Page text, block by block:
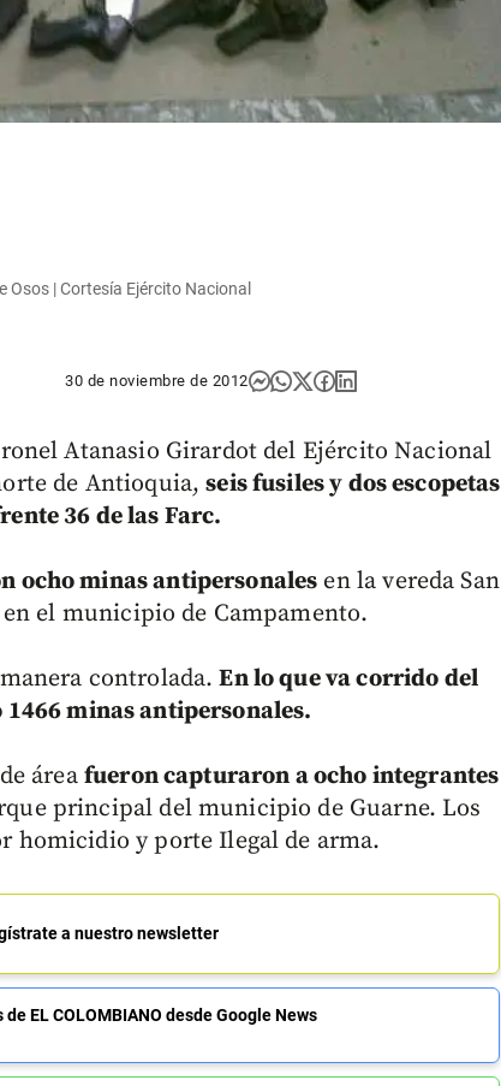
| Cortesía Ejército Nacional
30 de noviembre de 2012
Atanasio Girardot del Ejército Nacional
de Antioquia,seis fusiles y dos escopetas
36 de las Farc.
ocho minas antipersonales en la vereda San
el municipio de Campamento.
controlada.En lo que va corrido del
minas antipersonales.
área fueron capturaron a ocho integrantes
principal del municipio de Guarne. Los
homicidio y porte Ilegal de arma.
a nuestro newsletter
EL COLOMBIANO desde Google News